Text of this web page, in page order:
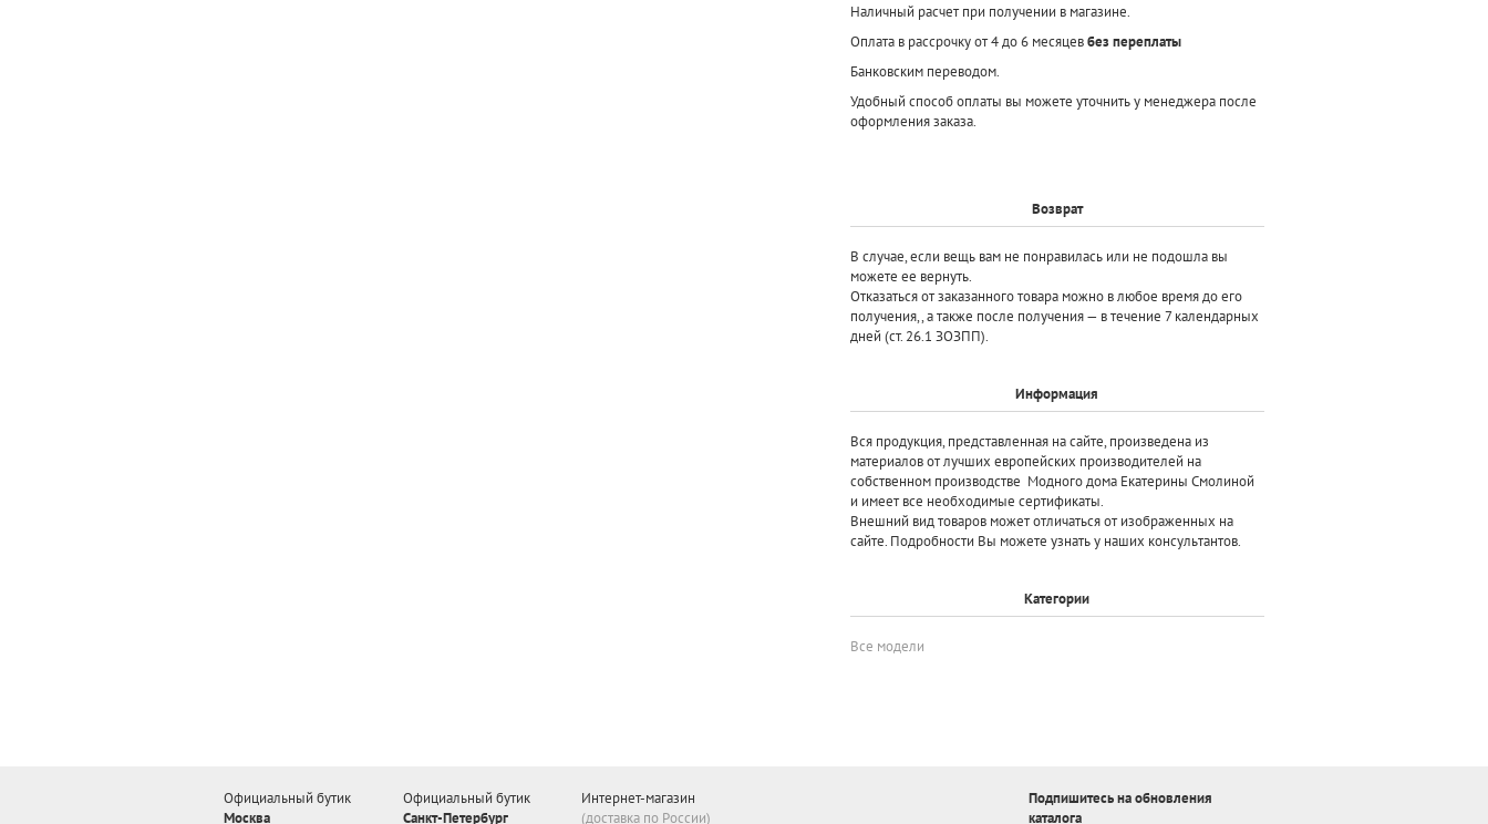
Наличный расчет при получении в магазине.
Оплата в рассрочку от 4 до 6 месяцевбез переплаты
Банковским переводом.
Удобный способ оплаты вы можете уточнить у менеджера после
оформления заказа.
Возврат
В случае, если вещь вам не понравилась или не подошла вы
можете ее вернуть.
Отказаться от заказанного товара можно в любое время до его
получения,, а также после получения — в течение 7 календарных
дней (ст. 26.1 ЗОЗПП).
Информация
Вся продукция, представленная на сайте, произведена из
материалов от лучших европейских производителей на
собственном производстве Модного дома Екатерины Смолиной
и имеет все необходимые сертификаты.
Внешний вид товаров может отличаться от изображенных на
сайте. Подробности Вы можете узнать у наших консультантов.
Категории
Все модели
Официальный бутик
Москва
Официальный бутик
Санкт-Петербург
Интернет-магазин
(доставка по России)
Подпишитесь на обновления
каталога